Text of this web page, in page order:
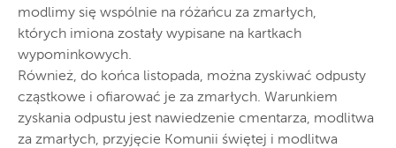
modlimy się wspólnie na różańcu za zmarłych,
których imiona zostały wypisane na kartkach
wypominkowych.
Również, do końca listopada, można zyskiwać odpusty
cząstkowe i ofiarować je za zmarłych. Warunkiem
zyskania odpustu jest nawiedzenie cmentarza, modlitwa
za zmarłych, przyjęcie Komunii świętej i modlitwa